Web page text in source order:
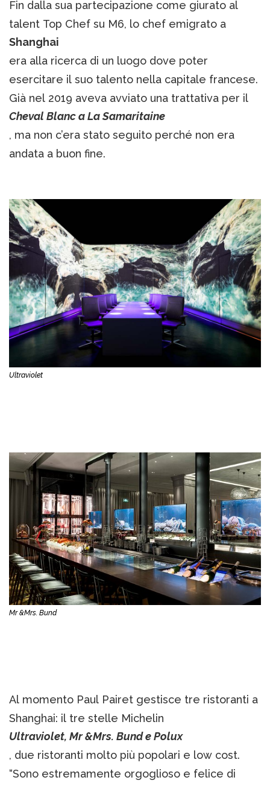
Fin dalla sua partecipazione come giurato al
talent Top Chef su M6, lo chef emigrato a
Shanghai
era alla ricerca di un luogo dove poter
esercitare il suo talento nella capitale francese.
Già nel 2019 aveva avviato una trattativa per il
Cheval Blanc a La Samaritaine
, ma non c’era stato seguito perché non era
andata a buon fine.
Ultraviolet
Mr &Mrs. Bund
Al momento Paul Pairet gestisce tre ristoranti a
Shanghai: il tre stelle Michelin
Ultraviolet, Mr &Mrs. Bund e Polux
, due ristoranti molto più popolari e low cost.
“Sono estremamente orgoglioso e felice di